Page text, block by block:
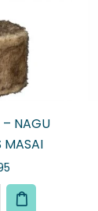
NAGU
MASAI